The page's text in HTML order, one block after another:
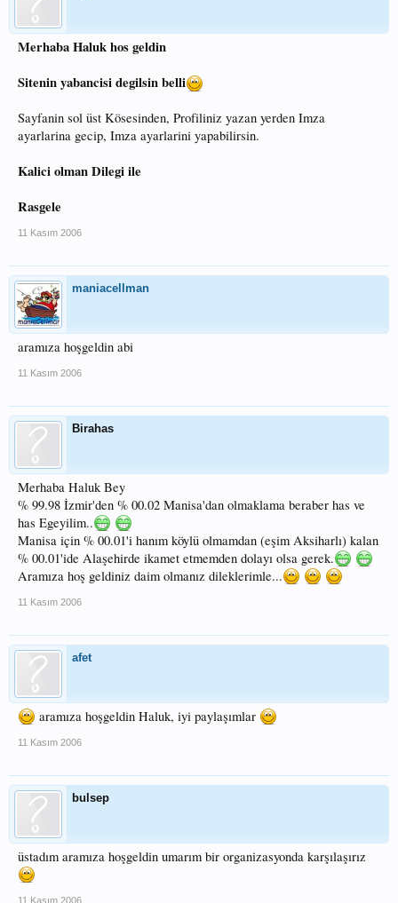
Merhaba Haluk hos geldin
Sitenin yabancisi degilsin belli
Sayfanin sol üst Kösesinden, Profiliniz yazan yerden Imza
ayarlarina gecip, Imza ayarlarini yapabilirsin.
Kalici olman Dilegi ile
Rasgele
11 Kasım 2006
maniacellman
aramıza hoşgeldin abi
11 Kasım 2006
Birahas
Merhaba Haluk Bey
% 99.98 İzmir'den % 00.02 Manisa'dan olmaklama beraber has ve
has Egeyilim..
Manisa için % 00.01'i hanım köylü olmamdan (eşim Aksiharlı) kalan
% 00.01'ide Alaşehirde ikamet etmemden dolayı olsa gerek.
Aramıza hoş geldiniz daim olmanız dileklerimle...
11 Kasım 2006
afet
aramıza hoşgeldin Haluk, iyi paylaşımlar
11 Kasım 2006
bulsep
üstadım aramıza hoşgeldin umarım bir organizasyonda karşılaşırız
11 Kasım 2006